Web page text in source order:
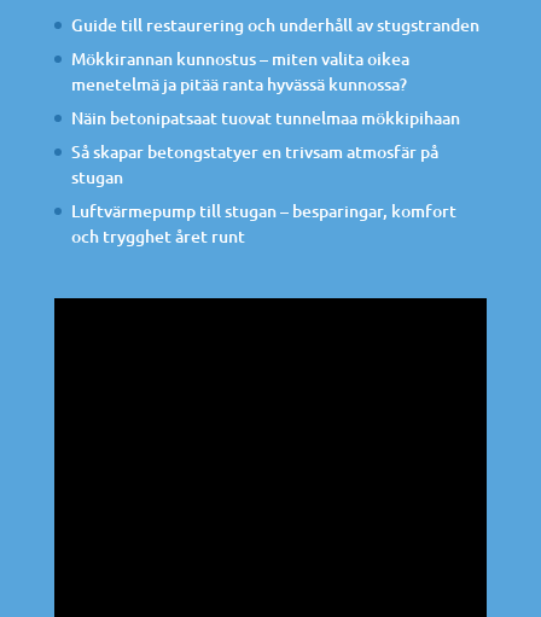
Guide till restaurering och underhåll av stugstranden
Mökkirannan kunnostus – miten valita oikea
menetelmä ja pitää ranta hyvässä kunnossa?
Näin betonipatsaat tuovat tunnelmaa mökkipihaan
Så skapar betongstatyer en trivsam atmosfär på
stugan
Luftvärmepump till stugan – besparingar, komfort
och trygghet året runt